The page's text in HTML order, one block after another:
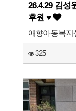
26.4.29 김성
후원 ♥
애향아동복지
325